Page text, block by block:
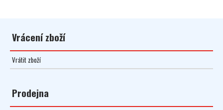
Vrácení zboží
Vrátit zboží
Prodejna